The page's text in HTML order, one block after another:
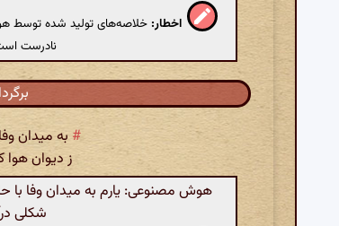
اخطار: خلاصه‌های تولید شده توسط
نادرست
# به میدان
ز دیوان
هوش مصنوعی: یارم به میدان وفا با
شکلی